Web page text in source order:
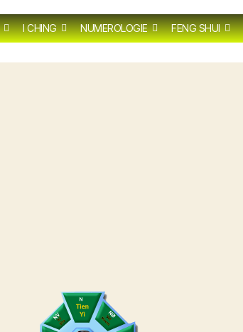
I CHING NUMEROLOGIE FENG SHUI